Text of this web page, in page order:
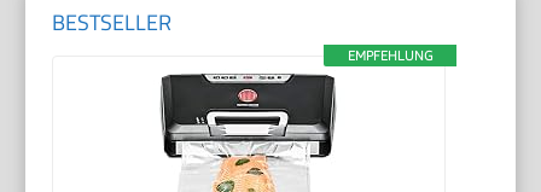
BESTSELLER
EMPFEHLUNG